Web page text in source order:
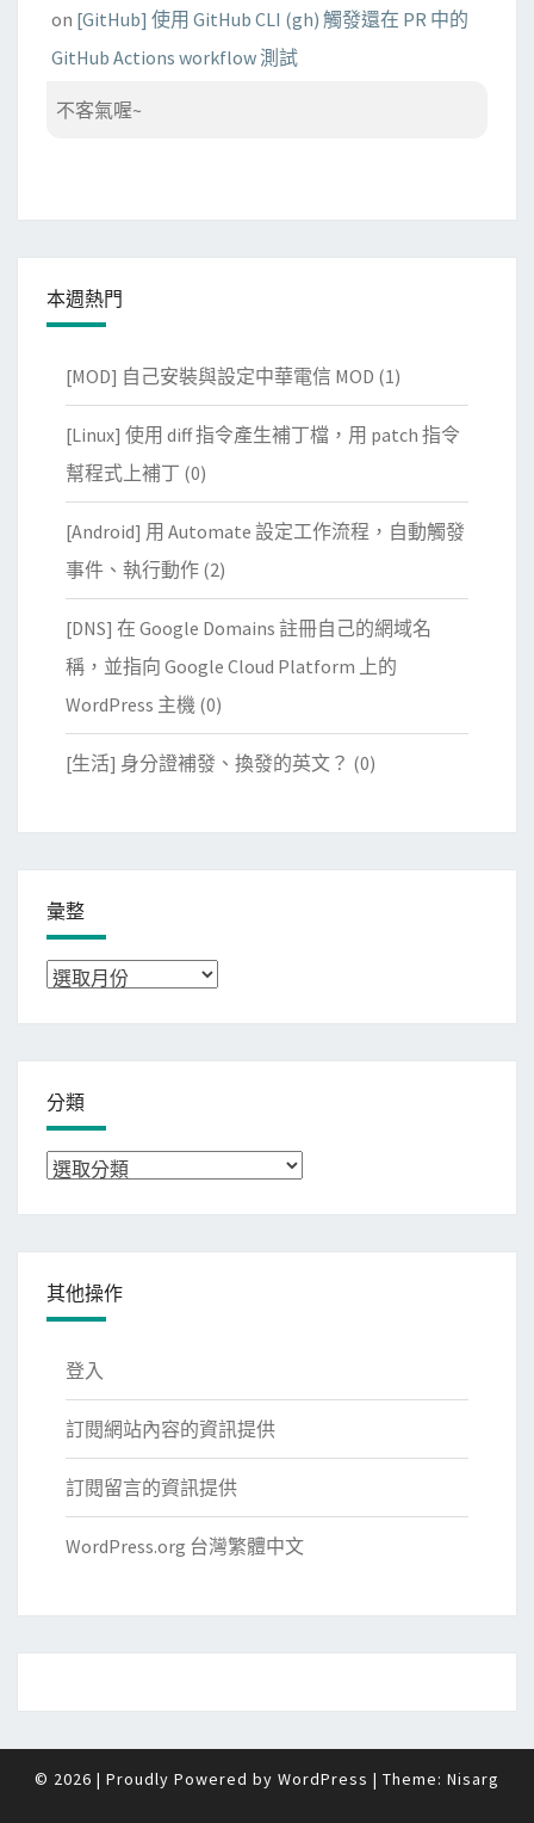
on [GitHub] 使用 GitHub CLI (gh) 觸發還在 PR 中的
GitHub Actions workflow 測試
不客氣喔~
本週熱門
[MOD] 自己安裝與設定中華電信 MOD (1)
[Linux] 使用 diff 指令產生補丁檔，用 patch 指令
幫程式上補丁 (0)
[Android] 用 Automate 設定工作流程，自動觸發
事件、執行動作 (2)
[DNS] 在 Google Domains 註冊自己的網域名
稱，並指向 Google Cloud Platform 上的
WordPress 主機 (0)
[生活] 身分證補發、換發的英文？ (0)
彙整
彙
分類
分
其他操作
登入
訂閱網站內容的資訊提供
訂閱留言的資訊提供
WordPress.org 台灣繁體中文
© 2026 | Proudly Powered by WordPress | Theme: Nisarg